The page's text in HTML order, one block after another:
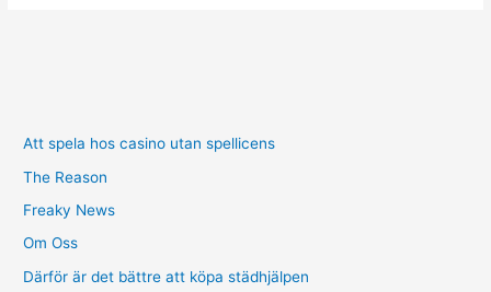
Att spela hos casino utan spellicens
The Reason
Freaky News
Om Oss
Därför är det bättre att köpa städhjälpen